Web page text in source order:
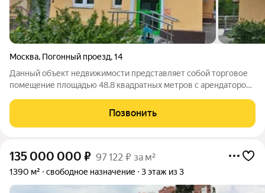
Москва, Погонный проезд,14
Данный объект недвижимости представляет собой торговое
помещение площадью 48.8 квадратных метров с арендатором
Площадь: 48.8 м - Тип объекта: торговое помещение на 1-м
этаже жилого комплекса -
Позвонить
135 000 000 ₽ 97 122 ₽ за м²
1390 м² свободное назначение 3 этаж из 3